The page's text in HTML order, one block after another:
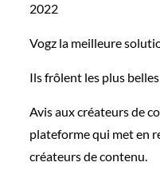
2022
Vogz la meilleure
Ils frôlent les plus
Avis aux créateurs de
plateforme qui met en
créateurs de contenu.